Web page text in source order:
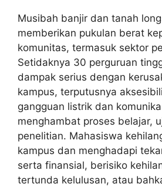
Musibah banjir dan tanah
memberikan pukulan berat
komunitas, termasuk sektor
Setidaknya 30 perguruan
dampak serius dengan
kampus, terputusnya
gangguan listrik dan
menghambat proses belajar,
penelitian. Mahasiswa
kampus dan menghadapi
serta finansial, berisiko
tertunda kelulusan, atau